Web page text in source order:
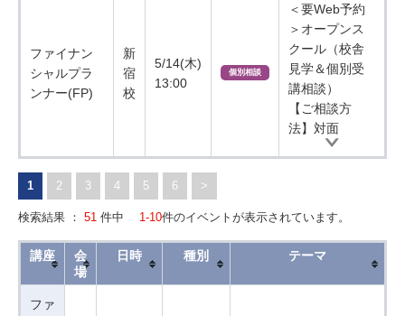
ファイナン
シャルプラ
ンナー(FP)
新
宿
校
5/14(木)
13:00
個別相談
＜要Web予約
＞オープンス
クール（校舎
見学＆個別受
講相談）
【ご相談方
法】対面
1 2 3 4 5 6 >
検索結果 ： 51 件中 1-10件のイベントが表示されています。
講座
会
場
日時 種別 テーマ
ファ